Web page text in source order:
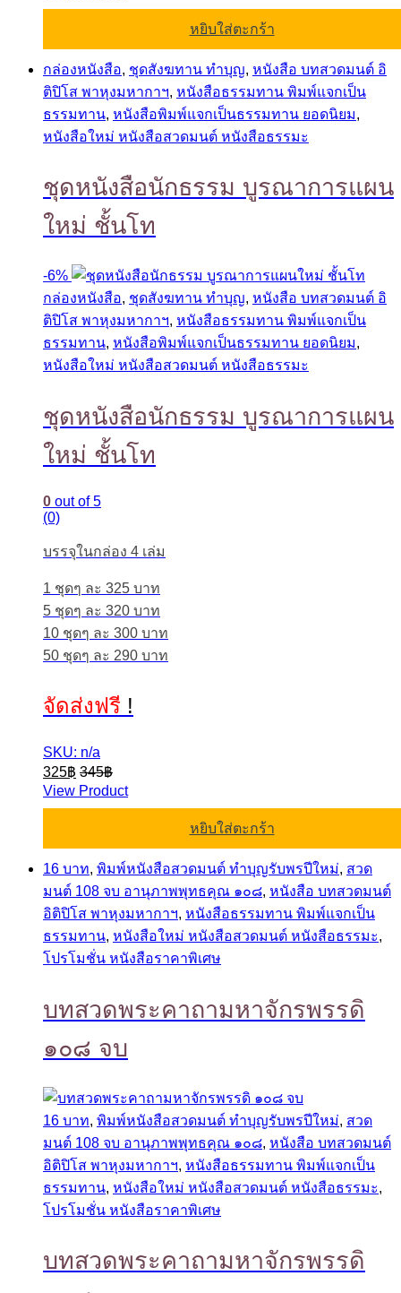
หยิบใส่ตะกร้า
กล่องหนังสือ, ชุดสังฆทาน ทำบุญ, หนังสือ บทสวดมนต์ อิ
ติปิโส พาหุงมหากาฯ, หนังสือธรรมทาน พิมพ์แจกเป็น
ธรรมทาน, หนังสือพิมพ์แจกเป็นธรรมทาน ยอดนิยม,
หนังสือใหม่ หนังสือสวดมนต์ หนังสือธรรมะ
ชุดหนังสือนักธรรม บูรณาการแผน
ใหม่ ชั้นโท
-6%
กล่องหนังสือ, ชุดสังฆทาน ทำบุญ, หนังสือ บทสวดมนต์ อิ
ติปิโส พาหุงมหากาฯ, หนังสือธรรมทาน พิมพ์แจกเป็น
ธรรมทาน, หนังสือพิมพ์แจกเป็นธรรมทาน ยอดนิยม,
หนังสือใหม่ หนังสือสวดมนต์ หนังสือธรรมะ
ชุดหนังสือนักธรรม บูรณาการแผน
ใหม่ ชั้นโท
0 out of 5
(0)
บรรจุในกล่อง 4 เล่ม
1 ชุดๆ ละ 325 บาท
5 ชุดๆ ละ 320 บาท
10 ชุดๆ ละ 300 บาท
50 ชุดๆ ละ 290 บาท
จัดส่งฟรี !
SKU: n/a
325฿ 345฿
View Product
หยิบใส่ตะกร้า
16 บาท, พิมพ์หนังสือสวดมนต์ ทำบุญรับพรปีใหม่, สวด
มนต์ 108 จบ อานุภาพพุทธคุณ ๑๐๘, หนังสือ บทสวดมนต์
อิติปิโส พาหุงมหากาฯ, หนังสือธรรมทาน พิมพ์แจกเป็น
ธรรมทาน, หนังสือใหม่ หนังสือสวดมนต์ หนังสือธรรมะ,
โปรโมชั่น หนังสือราคาพิเศษ
บทสวดพระคาถามหาจักรพรรดิ
๑๐๘ จบ
16 บาท, พิมพ์หนังสือสวดมนต์ ทำบุญรับพรปีใหม่, สวด
มนต์ 108 จบ อานุภาพพุทธคุณ ๑๐๘, หนังสือ บทสวดมนต์
อิติปิโส พาหุงมหากาฯ, หนังสือธรรมทาน พิมพ์แจกเป็น
ธรรมทาน, หนังสือใหม่ หนังสือสวดมนต์ หนังสือธรรมะ,
โปรโมชั่น หนังสือราคาพิเศษ
บทสวดพระคาถามหาจักรพรรดิ